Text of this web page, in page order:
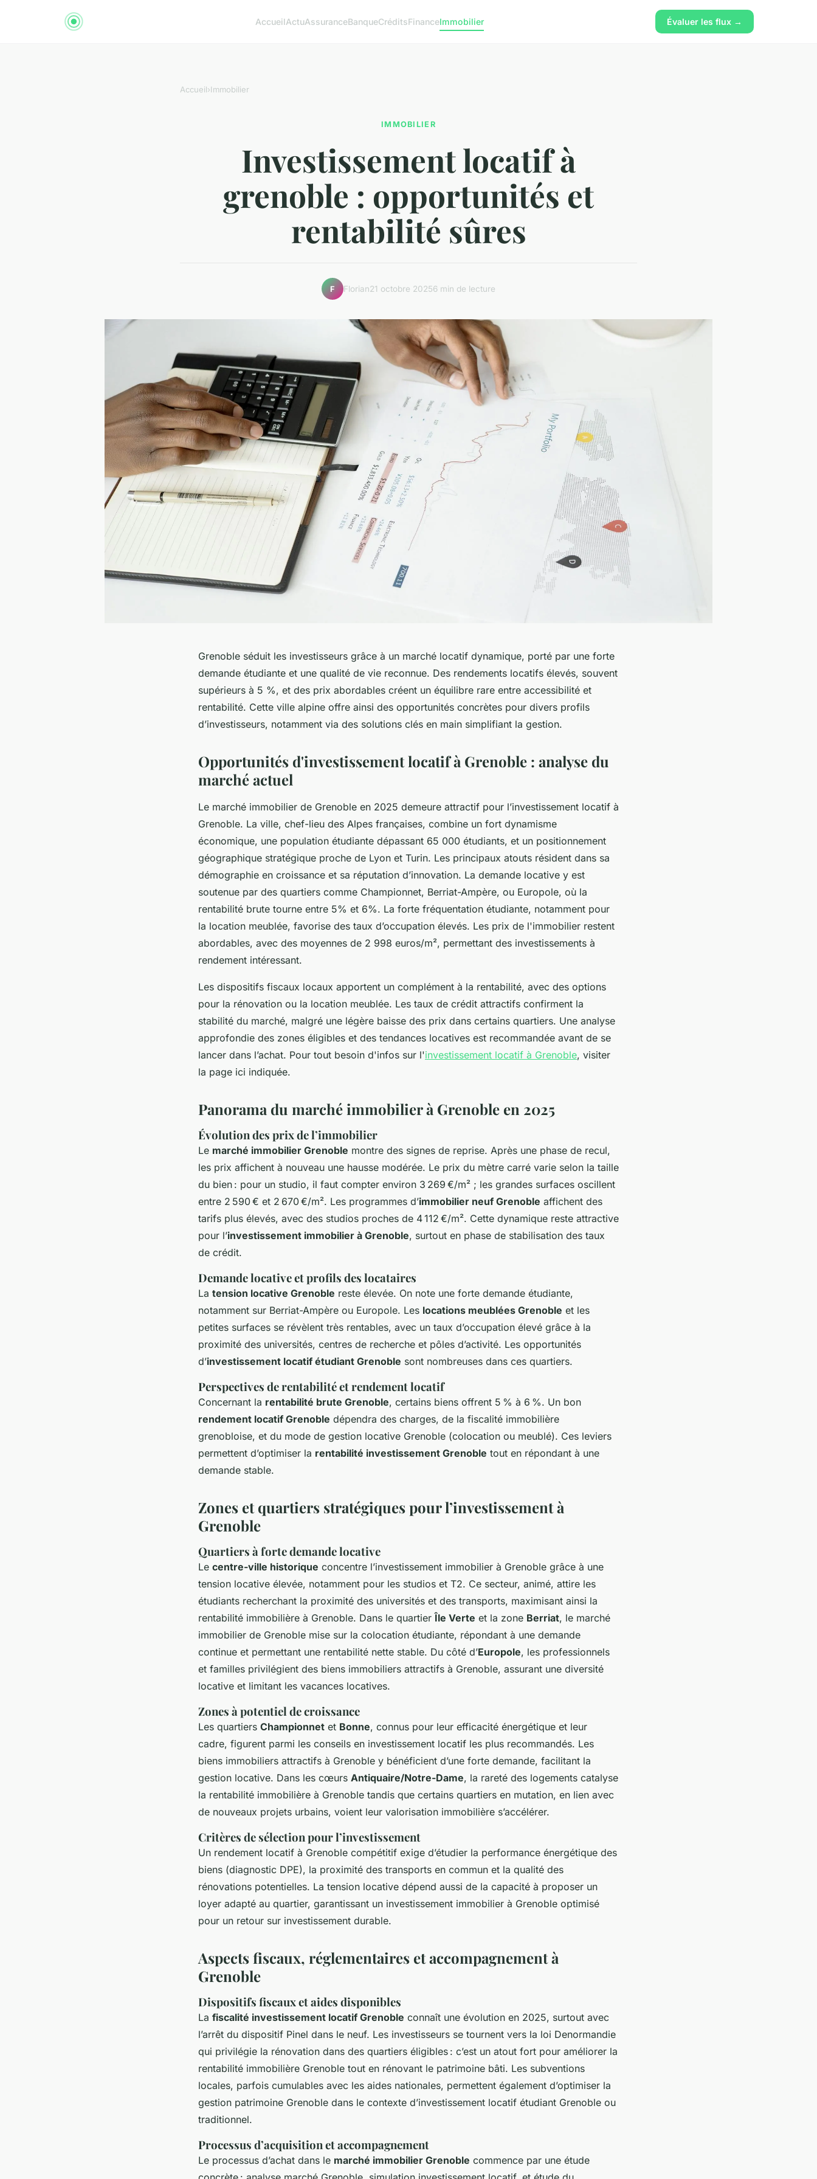
AccueilActuAssuranceBanqueCréditsFinanceImmobilier Évaluer les flux →
Accueil›Immobilier
IMMOBILIER
Investissement locatif à
grenoble : opportunités et
rentabilité sûres
F Florian21 octobre 20256 min de lecture
Grenoble séduit les investisseurs grâce à un marché locatif dynamique, porté par une forte
demande étudiante et une qualité de vie reconnue. Des rendements locatifs élevés, souvent
supérieurs à 5 %, et des prix abordables créent un équilibre rare entre accessibilité et
rentabilité. Cette ville alpine offre ainsi des opportunités concrètes pour divers profils
d’investisseurs, notamment via des solutions clés en main simplifiant la gestion.
Opportunités d'investissement locatif à Grenoble : analyse du
marché actuel
Le marché immobilier de Grenoble en 2025 demeure attractif pour l’investissement locatif à
Grenoble. La ville, chef-lieu des Alpes françaises, combine un fort dynamisme
économique, une population étudiante dépassant 65 000 étudiants, et un positionnement
géographique stratégique proche de Lyon et Turin. Les principaux atouts résident dans sa
démographie en croissance et sa réputation d’innovation. La demande locative y est
soutenue par des quartiers comme Championnet, Berriat-Ampère, ou Europole, où la
rentabilité brute tourne entre 5% et 6%. La forte fréquentation étudiante, notamment pour
la location meublée, favorise des taux d’occupation élevés. Les prix de l'immobilier restent
abordables, avec des moyennes de 2 998 euros/m², permettant des investissements à
rendement intéressant.
Les dispositifs fiscaux locaux apportent un complément à la rentabilité, avec des options
pour la rénovation ou la location meublée. Les taux de crédit attractifs confirment la
stabilité du marché, malgré une légère baisse des prix dans certains quartiers. Une analyse
approfondie des zones éligibles et des tendances locatives est recommandée avant de se
lancer dans l’achat. Pour tout besoin d'infos sur l'investissement locatif à Grenoble, visiter
la page ici indiquée.
Panorama du marché immobilier à Grenoble en 2025
Évolution des prix de l’immobilier
Le marché immobilier Grenoble montre des signes de reprise. Après une phase de recul,
les prix affichent à nouveau une hausse modérée. Le prix du mètre carré varie selon la taille
du bien : pour un studio, il faut compter environ 3 269 €/m² ; les grandes surfaces oscillent
entre 2 590 € et 2 670 €/m². Les programmes d’immobilier neuf Grenoble affichent des
tarifs plus élevés, avec des studios proches de 4 112 €/m². Cette dynamique reste attractive
pour l’investissement immobilier à Grenoble, surtout en phase de stabilisation des taux
de crédit.
Demande locative et profils des locataires
La tension locative Grenoble reste élevée. On note une forte demande étudiante,
notamment sur Berriat-Ampère ou Europole. Les locations meublées Grenoble et les
petites surfaces se révèlent très rentables, avec un taux d’occupation élevé grâce à la
proximité des universités, centres de recherche et pôles d’activité. Les opportunités
d’investissement locatif étudiant Grenoble sont nombreuses dans ces quartiers.
Perspectives de rentabilité et rendement locatif
Concernant la rentabilité brute Grenoble, certains biens offrent 5 % à 6 %. Un bon
rendement locatif Grenoble dépendra des charges, de la fiscalité immobilière
grenobloise, et du mode de gestion locative Grenoble (colocation ou meublé). Ces leviers
permettent d’optimiser la rentabilité investissement Grenoble tout en répondant à une
demande stable.
Zones et quartiers stratégiques pour l’investissement à
Grenoble
Quartiers à forte demande locative
Le centre-ville historique concentre l’investissement immobilier à Grenoble grâce à une
tension locative élevée, notamment pour les studios et T2. Ce secteur, animé, attire les
étudiants recherchant la proximité des universités et des transports, maximisant ainsi la
rentabilité immobilière à Grenoble. Dans le quartier Île Verte et la zone Berriat, le marché
immobilier de Grenoble mise sur la colocation étudiante, répondant à une demande
continue et permettant une rentabilité nette stable. Du côté d’Europole, les professionnels
et familles privilégient des biens immobiliers attractifs à Grenoble, assurant une diversité
locative et limitant les vacances locatives.
Zones à potentiel de croissance
Les quartiers Championnet et Bonne, connus pour leur efficacité énergétique et leur
cadre, figurent parmi les conseils en investissement locatif les plus recommandés. Les
biens immobiliers attractifs à Grenoble y bénéficient d’une forte demande, facilitant la
gestion locative. Dans les cœurs Antiquaire/Notre-Dame, la rareté des logements catalyse
la rentabilité immobilière à Grenoble tandis que certains quartiers en mutation, en lien avec
de nouveaux projets urbains, voient leur valorisation immobilière s’accélérer.
Critères de sélection pour l’investissement
Un rendement locatif à Grenoble compétitif exige d’étudier la performance énergétique des
biens (diagnostic DPE), la proximité des transports en commun et la qualité des
rénovations potentielles. La tension locative dépend aussi de la capacité à proposer un
loyer adapté au quartier, garantissant un investissement immobilier à Grenoble optimisé
pour un retour sur investissement durable.
Aspects fiscaux, réglementaires et accompagnement à
Grenoble
Dispositifs fiscaux et aides disponibles
La fiscalité investissement locatif Grenoble connaît une évolution en 2025, surtout avec
l’arrêt du dispositif Pinel dans le neuf. Les investisseurs se tournent vers la loi Denormandie
qui privilégie la rénovation dans des quartiers éligibles : c’est un atout fort pour améliorer la
rentabilité immobilière Grenoble tout en rénovant le patrimoine bâti. Les subventions
locales, parfois cumulables avec les aides nationales, permettent également d’optimiser la
gestion patrimoine Grenoble dans le contexte d’investissement locatif étudiant Grenoble ou
traditionnel.
Processus d’acquisition et accompagnement
Le processus d’achat dans le marché immobilier Grenoble commence par une étude